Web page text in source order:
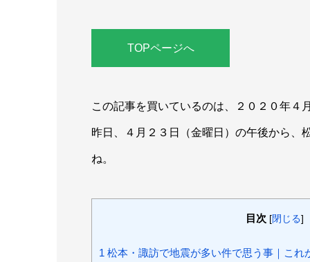
TOPページへ
この記事を買いているのは、２０２０年４
昨日、４月２３日（金曜日）の午後から、
ね。
目次 [閉じる]
1 松本・諏訪で地震が多い件で思う事｜これ